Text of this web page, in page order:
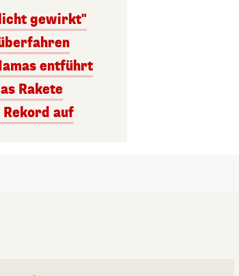
gewirkt"
entführt
Rakete
auf